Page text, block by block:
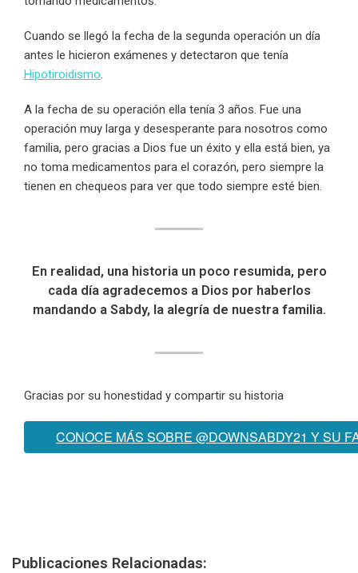
Cuando se llegó la fecha de la segunda operación un día
antes le hicieron exámenes y detectaron que tenía
Hipotiroidismo.
A la fecha de su operación ella tenía 3 años. Fue una
operación muy larga y desesperante para nosotros como
familia, pero gracias a Dios fue un éxito y ella está bien, ya
no toma medicamentos para el corazón, pero siempre la
tienen en chequeos para ver que todo siempre esté bien.
En realidad, una historia un poco resumida, pero
cada día agradecemos a Dios por haberlos
mandando a Sabdy, la alegría de nuestra familia.
Gracias por su honestidad y compartir su historia
CONOCE MÁS SOBRE @DOWNSABDY21 Y SU
Publicaciones Relacionadas: